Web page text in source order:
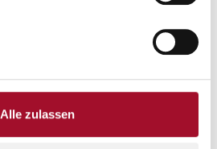
Alle zulassen